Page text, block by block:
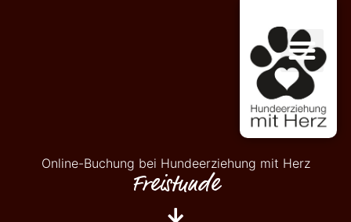
Online-Buchung bei Hundeerziehung mit Herz
Freistunde